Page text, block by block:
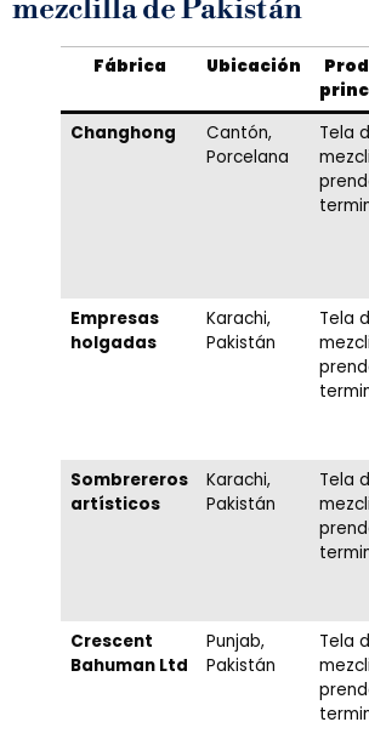
mezclilla de Pakistán
Fábrica Ubicación
Changhong
Cantón,
Porcelana
Tela
Empresas
holgadas
Karachi,
Pakistán
Tela
Sombrereros
artísticos
Karachi,
Pakistán
Tela
Crescent
Bahuman Ltd
Punjab,
Pakistán
Tela